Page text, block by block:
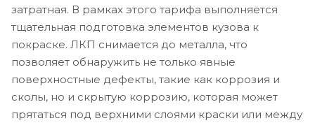
затратная. В рамках этого тарифа выполняется
тщательная подготовка элементов кузова к
покраске. ЛКП снимается до металла, что
позволяет обнаружить не только явные
поверхностные дефекты, такие как коррозия и
сколы, но и скрытую коррозию, которая может
прятаться под верхними слоями краски или между